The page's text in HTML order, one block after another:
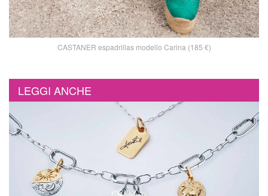
CASTANER espadrillas modello Carina (185 €)
LEGGI ANCHE